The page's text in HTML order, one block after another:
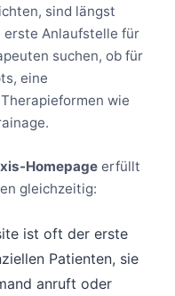
sind längst
Anlaufstelle für
suchen, ob für
eine
wie
Homepage erfüllt
gleichzeitig:
ist oft der erste
Patienten, sie
anruft oder